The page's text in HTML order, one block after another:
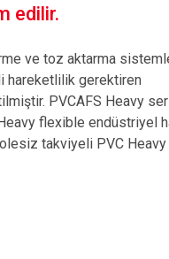
edilir.
ve toz aktarma
hareketlilik gerektiren
PVCAFS Heavy
flexible endüstriyel
takviyeli PVC Heavy